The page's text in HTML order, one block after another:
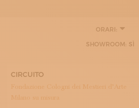
ORARI:
SHOWROOM: SÌ
CIRCUITO
Fondazione Cologni dei Mestieri d’Arte
Milano su misura